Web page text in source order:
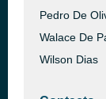
Pedro De
Walace De
Wilson Dias